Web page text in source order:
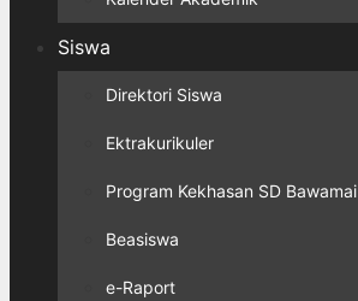
Siswa
Direktori Siswa
Ektrakurikuler
Program Kekhasan SD Bawamai
Beasiswa
e-Raport